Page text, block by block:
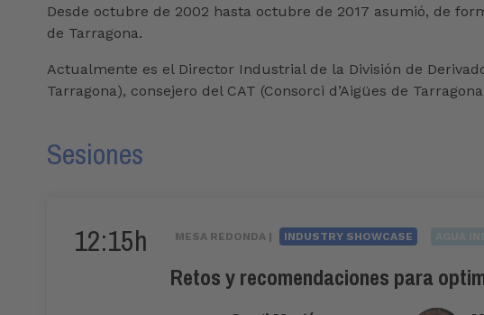
Desde octubre de 2002 hasta octubre de 2017 asumió, de
de Tarragona.
Actualmente es el Director Industrial de la División de
Tarragona), consejero del CAT (Consorci d’Aigües de
Sesiones
12:15h MESA REDONDA | INDUSTRY SHOWCASE
Retos y recomendaciones para